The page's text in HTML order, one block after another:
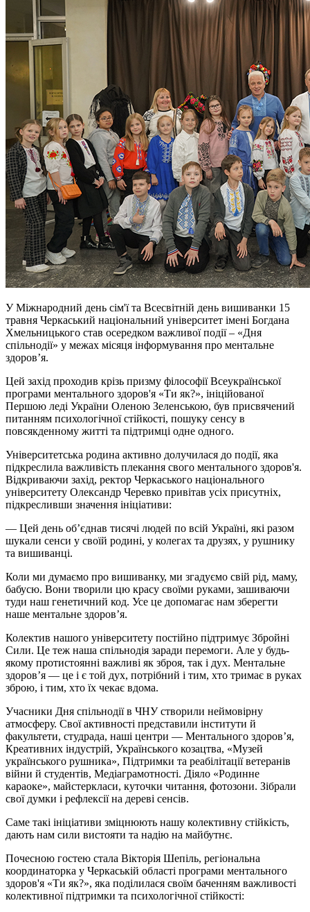
У Міжнародний день сім'ї та Всесвітній день вишиванки 15
травня Черкаський національний університет імені Богдана
Хмельницького став осередком важливої події – «Дня
спільнодії» у межах місяця інформування про ментальне
здоров’я.
Цей захід проходив крізь призму філософії Всеукраїнської
програми ментального здоров'я «Ти як?», ініційованої
Першою леді України Оленою Зеленською, був присвячений
питанням психологічної стійкості, пошуку сенсу в
повсякденному житті та підтримці одне одного.
Університетська родина активно долучилася до події, яка
підкреслила важливість плекання свого ментального здоров'я.
Відкриваючи захід, ректор Черкаського національного
університету Олександр Черевко привітав усіх присутніх,
підкресливши значення ініціативи:
— Цей день об’єднав тисячі людей по всій Україні, які разом
шукали сенси у своїй родині, у колегах та друзях, у рушнику
та вишиванці.
Коли ми думаємо про вишиванку, ми згадуємо свій рід, маму,
бабусю. Вони творили цю красу своїми руками, зашиваючи
туди наш генетичний код. Усе це допомагає нам зберегти
наше ментальне здоров’я.
Колектив нашого університету постійно підтримує Збройні
Сили. Це теж наша спільнодія заради перемоги. Але у будь-
якому протистоянні важливі як зброя, так і дух. Ментальне
здоров’я — це і є той дух, потрібний і тим, хто тримає в руках
зброю, і тим, хто їх чекає вдома.
Учасники Дня спільнодії в ЧНУ створили неймовірну
атмосферу. Свої активності представили інститути й
факультети, студрада, наші центри — Ментального здоров’я,
Креативних індустрій, Українського козацтва, «Музей
українського рушника», Підтримки та реабілітації ветеранів
війни й студентів, Медіаграмотності. Діяло «Родинне
караоке», майстеркласи, куточки читання, фотозони. Зібрали
свої думки і рефлексії на дереві сенсів.
Саме такі ініціативи зміцнюють нашу колективну стійкість,
дають нам сили вистояти та надію на майбутнє.
Почесною гостею стала Вікторія Шепіль, регіональна
координаторка у Черкаській області програми ментального
здоров'я «Ти як?», яка поділилася своїм баченням важливості
колективної підтримки та психологічної стійкості: